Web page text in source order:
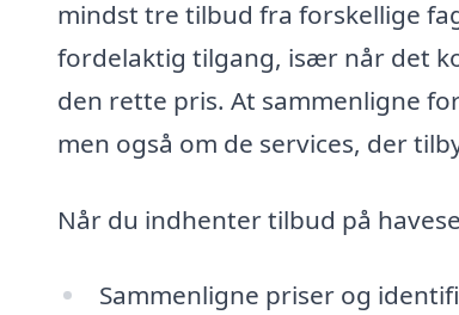
mindst tre tilbud fra forskellige
fordelaktig tilgang, især når det
den rette pris. At sammenligne
men også om de services, der
Når du indhenter tilbud på
Sammenligne priser og